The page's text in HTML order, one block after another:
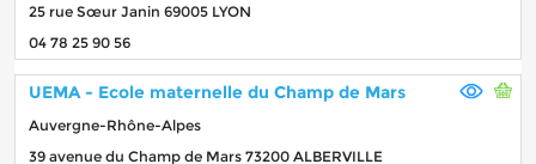
25 rue Sœur Janin 69005 LYON
04 78 25 90 56
UEMA - Ecole maternelle du Champ de Mars
Auvergne-Rhône-Alpes
39 avenue du Champ de Mars 73200 ALBERVILLE